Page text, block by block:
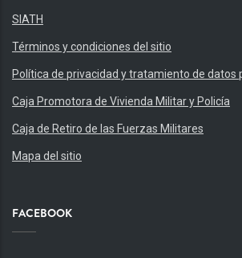
SIATH
Términos y condiciones del sitio
Política de privacidad y tratamiento de datos
Caja Promotora de Vivienda Militar y Policía
Caja de Retiro de las Fuerzas Militares
Mapa del sitio
FACEBOOK